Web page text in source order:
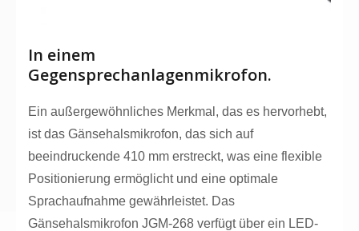
In einem
Gegensprechanlagenmikrofon.
Ein außergewöhnliches Merkmal, das es hervorhebt,
ist das Gänsehalsmikrofon, das sich auf
beeindruckende 410 mm erstreckt, was eine flexible
Positionierung ermöglicht und eine optimale
Sprachaufnahme gewährleistet. Das
Gänsehalsmikrofon JGM-268 verfügt über ein LED-